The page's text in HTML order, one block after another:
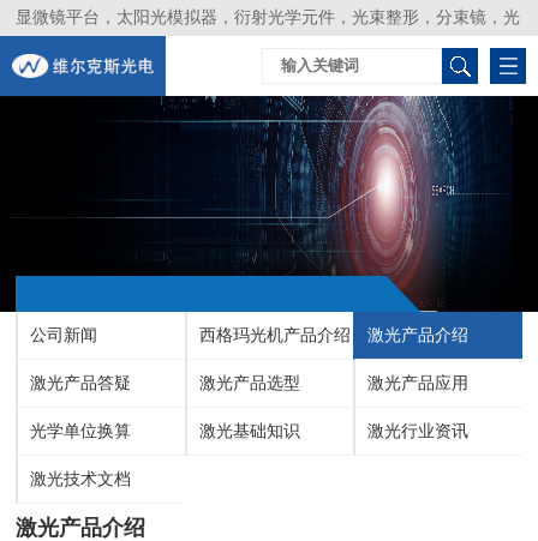
显微镜平台，太阳光模拟器，衍射光学元件，光束整形，分束镜，光
谱仪，生物激光器，光束分析仪，Layertec
公司新闻 西格玛光机产品介绍 激光产品介绍
激光产品答疑 激光产品选型 激光产品应用
光学单位换算 激光基础知识 激光行业资讯
激光技术文档
激光产品介绍